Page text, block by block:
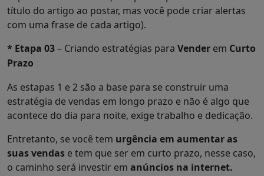
título do artigo ao postar, mas você pode criar alertas
com uma frase de cada artigo).
* Etapa 03– Criando estratégias para Vender em Curto
Prazo
As estapas 1 e 2 são a base para se construir uma
estratégia de vendas em longo prazo e não é algo que
acontece do dia para noite, exige trabalho e dedicação.
Entretanto, se você tem urgência em aumentar as
suas vendas e tem que ser em curto prazo, nesse caso,
o caminho será investir em anúncios na internet.